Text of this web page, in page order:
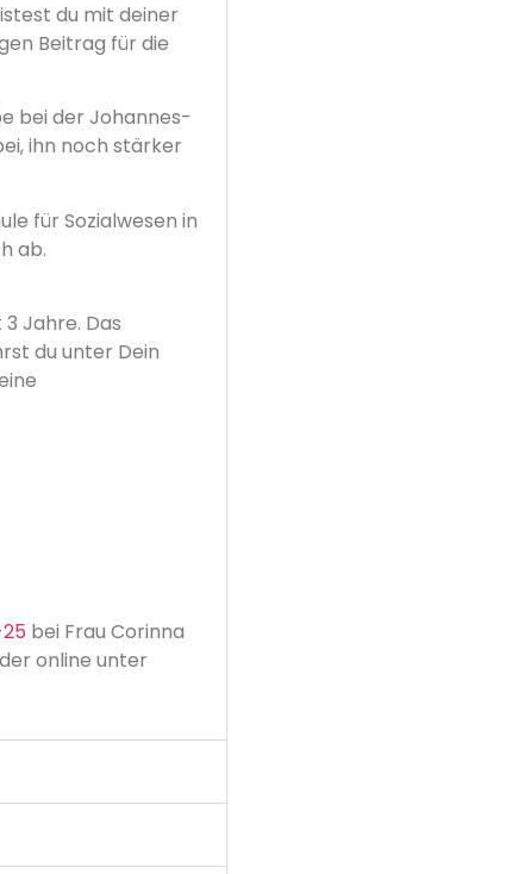
du mit deiner
Beitrag für die
bei der Johannes-
ihn noch stärker
für Sozialwesen in
ab.
Jahre. Das
du unter Dein
bei Frau Corinna
online unter